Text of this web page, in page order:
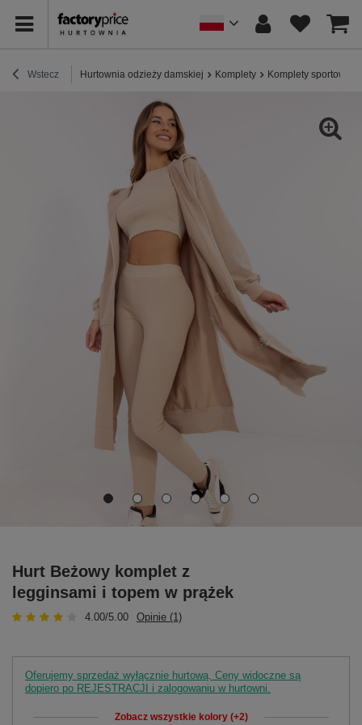
Wstecz Hurtownia odzieży damskiej Komplety Komplety sportowe
Hurt Beżowy komplet z
legginsami i topem w prążek
4.00/5.00 Opinie (1)
Oferujemy sprzedaż wyłącznie hurtową. Ceny widoczne są
dopiero po REJESTRACJI i zalogowaniu w hurtowni.
Zobacz wszystkie kolory (+2)